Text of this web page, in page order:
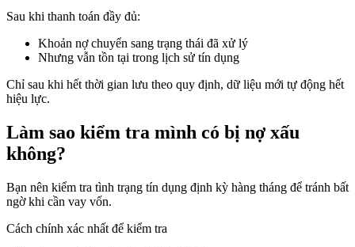
Sau khi thanh toán đầy đủ:
Khoản nợ chuyển sang trạng thái đã xử lý
Nhưng vẫn tồn tại trong lịch sử tín dụng
Chỉ sau khi hết thời gian lưu theo quy định, dữ liệu mới tự động hết
hiệu lực.
Làm sao kiểm tra mình có bị nợ xấu
không?
Bạn nên kiểm tra tình trạng tín dụng định kỳ hàng tháng để tránh bất
ngờ khi cần vay vốn.
Cách chính xác nhất để kiểm tra